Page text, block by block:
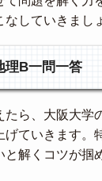
していきまし
理B一問一答
たら、大阪大学
げていきます。
解くコツが掴